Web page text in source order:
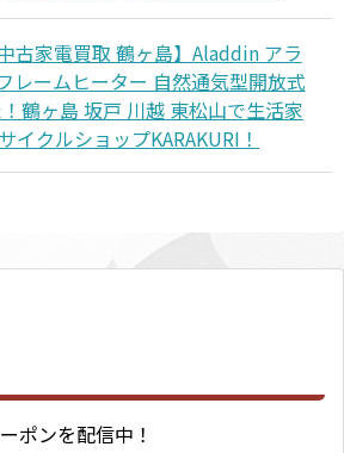
古家電買取 鶴ヶ島】Aladdin アラ
レームヒーター 自然通気型開放式
鶴ヶ島 坂戸 川越 東松山で生活家
イクルショップKARAKURI！
ポンを配信中！